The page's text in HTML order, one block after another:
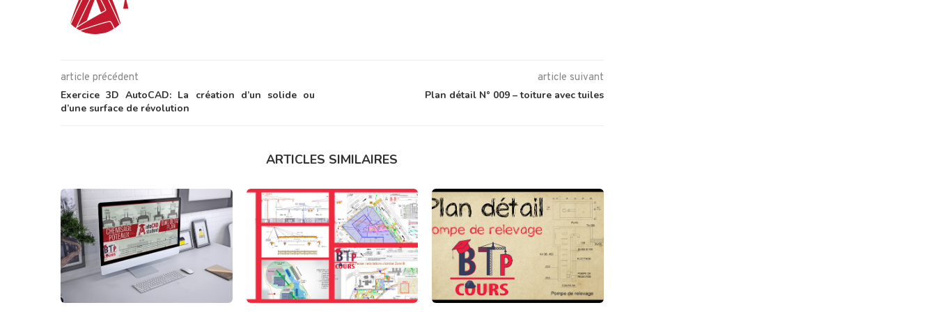
article précédent
Exercice 3D AutoCAD: La création d’un solide ou
d’une surface de révolution
article suivant
Plan détail N° 009 – toiture avec tuiles
ARTICLES SIMILAIRES